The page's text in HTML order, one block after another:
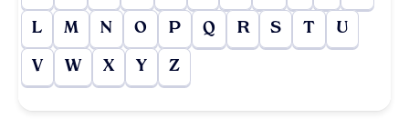
L M N O P Q R S T U
V W X Y Z